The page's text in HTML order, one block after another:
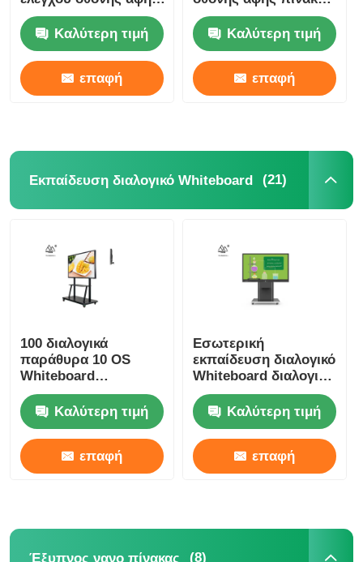
πινάκων για τη
διδασκαλίαΚαλύτερη τιμή
επαφή
250GB 86 ίντσας για
την εκπαίδευση
Καλύτερη τιμή
επαφή
Εκπαίδευση διαλογικό Whiteboard (21)
100 διαλογικά
παράθυρα 10 OS
Whiteboard
εκπαίδευσης
οργάνων ελέγχου
οθόνης αφής ίντσας
Καλύτερη τιμή
επαφή
Εσωτερική
εκπαίδευση διαλογικό
Whiteboard διαλογική
επίδειξη 70 ίντσας
Καλύτερη τιμή
επαφή
Έξυπνος νανο πίνακας (8)